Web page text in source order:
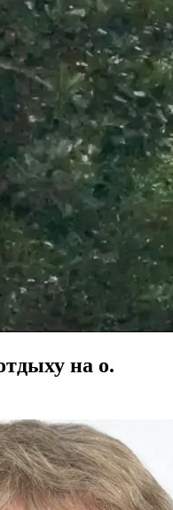
на о.